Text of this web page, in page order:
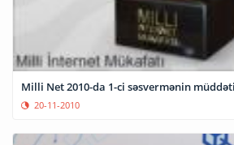
20-11-2010